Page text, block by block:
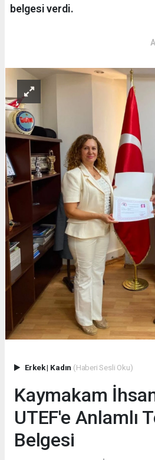
belgesi verdi.
Erkek| Kadın (Haberi Sesli Oku)
Kaymakam
UTEF'e Anlamlı
Belgesi